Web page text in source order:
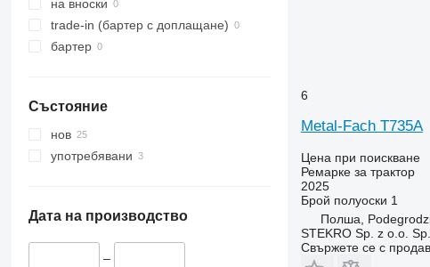
на вноски
trade-in (бартер с доплащане)
бартер
Състояние
нов
употребявани
Дата на производство
–
6
Metal-Fach T735A
Цена при поискване
Ремарке за трактор
2025
Брой полуоски 1
Полша,
STEKRO Sp. z o.o.
Свържете се с